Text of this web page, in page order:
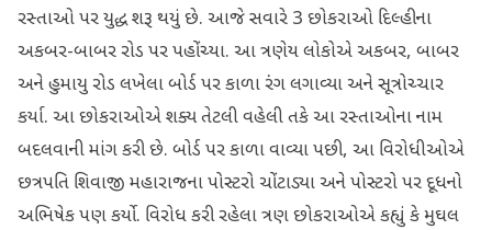
રસ્તાઓ પર યુદ્ધ શરૂ થયું છે. આજે સવારે 3 છોકરાઓ દિલ્હીના
અકબર-બાબર રોડ પર પહોંચ્યા. આ ત્રણેય લોકોએ અકબર, બાબર
અને હુમાયુ રોડ લખેલા બોર્ડ પર કાળા રંગ લગાવ્યા અને સૂત્રોચ્ચાર
કર્યા. આ છોકરાઓએ શક્ય તેટલી વહેલી તકે આ રસ્તાઓના નામ
બદલવાની માંગ કરી છે. બોર્ડ પર કાળા વાવ્યા પછી, આ વિરોધીઓએ
છત્રપતિ શિવાજી મહારાજના પોસ્ટરો ચોંટાડ્યા અને પોસ્ટરો પર દૂધનો
અભિષેક પણ કર્યો. વિરોધ કરી રહેલા ત્રણ છોકરાઓએ કહ્યું કે મુઘલ